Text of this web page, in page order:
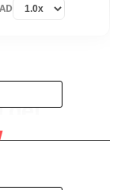
gel